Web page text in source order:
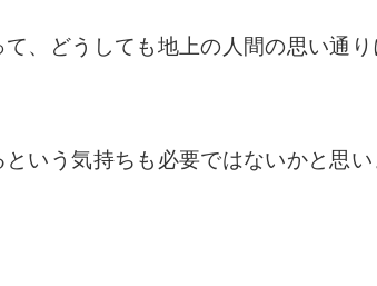
、どうしても地上の人間の思い通
いう気持ちも必要ではないかと思い